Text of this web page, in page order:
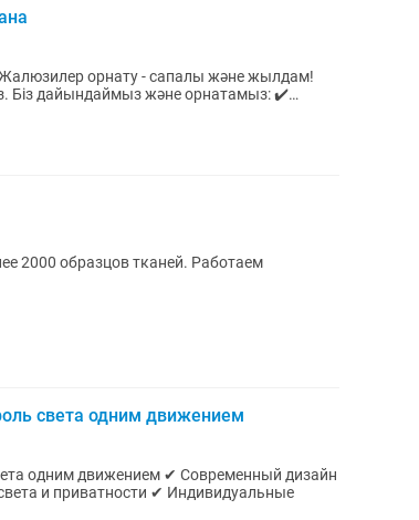
орнату - сапалы және жылдам!
✔️
2000 образцов тканей. Работаем
света одним движением
✔ Современный дизайн
и приватности ✔ Индивидуальные